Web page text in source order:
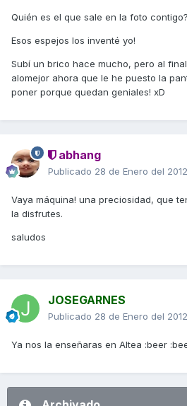
Quién es el que sale en la foto contigo?
Esos espejos los inventé yo!
Subí un brico hace mucho, pero al
alomejor ahora que le he puesto la
poner porque quedan geniales! xD
abhang
Publicado 28 de Enero del 2012
Vaya máquina! una preciosidad, que
la disfrutes.
saludos
JOSEGARNES
Publicado 28 de Enero del 2012
Ya nos la enseñaras en Altea :beer